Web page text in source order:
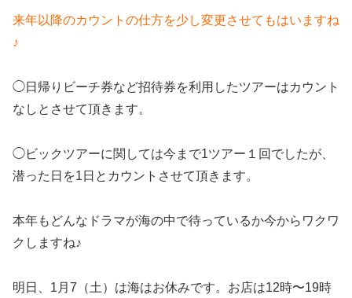
来年以降のカウントの仕方を少し変更させてもはいますね
♪
◯日帰りビーチ券など招待券を利用したツアーはカウント
なしとさせて頂きます。
◯ビックツアーに関しては今まで1ツアー１回でしたが、
潜った日を1日とカウントさせて頂きます。
本年もどんなドラマが海の中で待っているか今からワクワ
クしますね♪
明日、1月7（土）は海はお休みです。お店は12時〜19時